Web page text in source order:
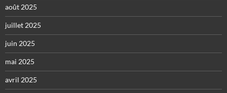
août 2025
juillet 2025
juin 2025
mai 2025
avril 2025